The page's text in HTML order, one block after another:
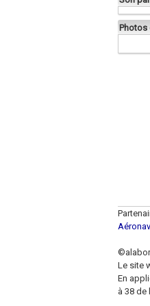
Photos
Le site
En
à 38